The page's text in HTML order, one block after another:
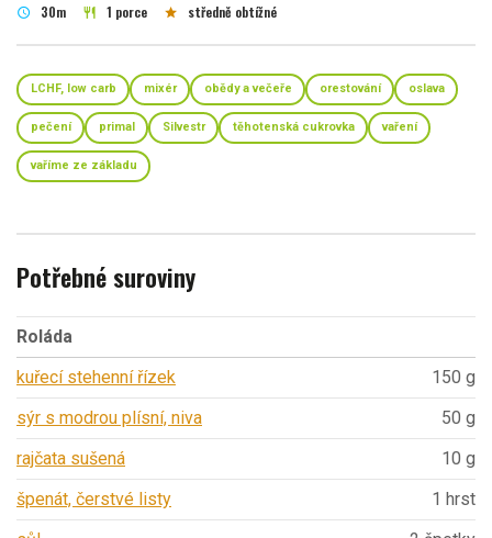
schedule 30m restaurant 1 porce star středně obtížné
LCHF, low carb mixér obědy a večeře orestování oslava
pečení primal Silvestr těhotenská cukrovka vaření
vaříme ze základu
Potřebné suroviny
Roláda
kuřecí stehenní řízek
150 g
sýr s modrou plísní, niva
50 g
rajčata sušená
10 g
špenát, čerstvé listy
1 hrst